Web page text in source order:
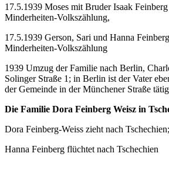
17.5.1939 Moses mit Bruder Isaak
Minderheiten-Volkszählung,
17.5.1939 Gerson, Sari und Hanna
Minderheiten-Volkszählung
1939 Umzug der Familie nach Berlin,
Solinger Straße 1; in Berlin ist der Vater
der Gemeinde in der Münchener Straße tätig
Die Familie Dora Feinberg Weisz in
Dora Feinberg-Weiss zieht nach Tschechien;
Hanna Feinberg flüchtet nach Tschechien